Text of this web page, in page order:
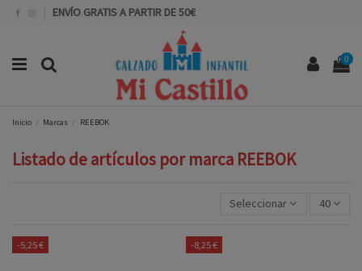
ENVÍO GRATIS A PARTIR DE 50€
0
Inicio Marcas REEBOK
Listado de artículos por marca REEBOK
Seleccionar 40
-5,25 € -8,25 €